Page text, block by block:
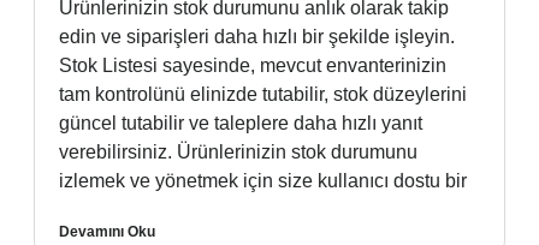
Ürünlerinizin stok durumunu anlık olarak takip
edin ve siparişleri daha hızlı bir şekilde işleyin.
Stok Listesi sayesinde, mevcut envanterinizin
tam kontrolünü elinizde tutabilir, stok düzeylerini
güncel tutabilir ve taleplere daha hızlı yanıt
verebilirsiniz. Ürünlerinizin stok durumunu
izlemek ve yönetmek için size kullanıcı dostu bir
Devamını Oku